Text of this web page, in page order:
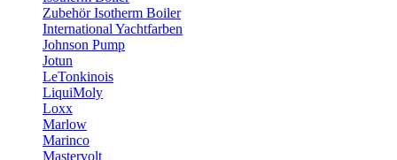
Zubehör Isotherm Boiler
International Yachtfarben
Johnson Pump
Jotun
LeTonkinois
LiquiMoly
Loxx
Marlow
Marinco
Mastervolt